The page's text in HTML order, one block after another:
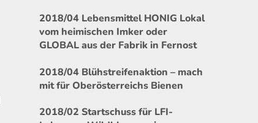
2018/04 Lebensmittel HONIG Lokal
vom heimischen Imker oder
GLOBAL aus der Fabrik in Fernost
2018/04 Blühstreifenaktion – mach
mit für Oberösterreichs Bienen
2018/02 Startschuss für LFI-